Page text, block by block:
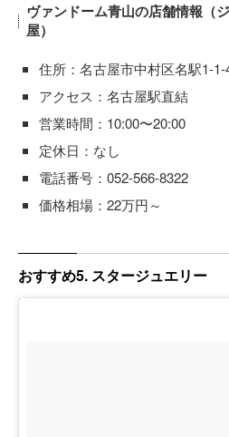
ヴァンドーム青山の店舗情報（
屋）
住所：名古屋市中村区名駅1-1-
アクセス：名古屋駅直結
営業時間：10:00〜20:00
定休日：なし
電話番号：052-566-8322
価格相場：22万円～
おすすめ5. スタージュエリー